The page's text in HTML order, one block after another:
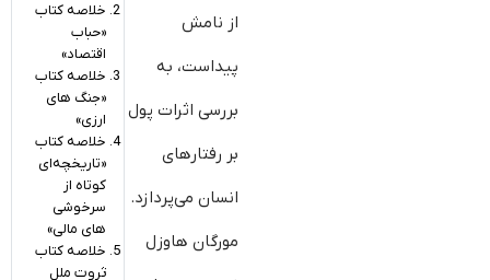
از نامش
پیداست، به
بررسی اثرات پول
بر رفتارهای
انسان می‌پردازد.
مورگان هاوزل
خلاصه کتاب
«حباب
اقتصاد»
خلاصه کتاب
«جنگ‌ های
ارزی»
خلاصه کتاب
«تاریخچه‌ای
کوتاه از
سرخوشی
های مالی»
خلاصه کتاب
ثروت ملل